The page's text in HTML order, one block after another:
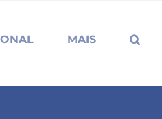
MAIS